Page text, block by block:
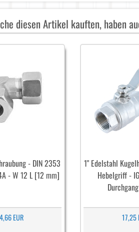
diesen Artikel kauften, haben
- DIN 2353
- W 12 L [12 mm]
EUR
1" Edelstahl
Hebelgriff -
17,25